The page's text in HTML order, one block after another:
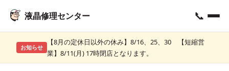
液晶修理センター 📞
お知らせ
【8月の定休日以外の休み】8/16、25、30 【短縮営
業】8/11(月) 17時閉店となります。